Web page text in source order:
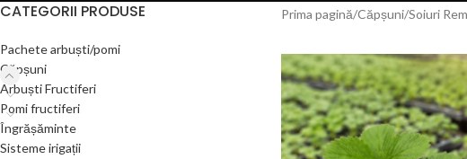
CATEGORII PRODUSE
Pachete arbuști/pomi
Căpșuni
Arbuști Fructiferi
Pomi fructiferi
Îngrășăminte
Sisteme irigații
Prima pagină Căpșuni Soiuri